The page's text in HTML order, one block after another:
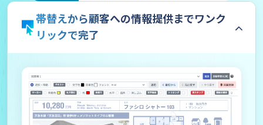
帯替えから顧客への情報提供までワンク
リックで完了